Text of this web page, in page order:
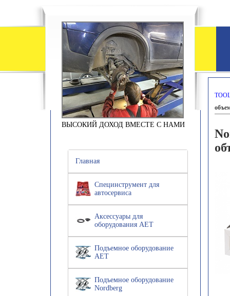
ВЫСОКИЙ ДОХОД ВМЕСТЕ С НАМИ
Главная
Специнструмент для
автосервиса
Аксессуары для
оборудования АЕТ
Подъемное оборудование
AET
Подъемное оборудование
Nordberg